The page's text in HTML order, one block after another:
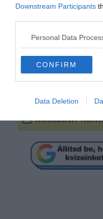
Downstream Participants
Personal Data
CONFIRM
Data Deletion
Ki a
Petőfi Sándor
Mikszáth